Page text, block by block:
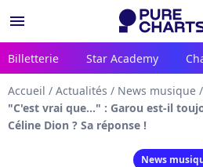
menu
Billetterie Star Academy
Accueil / Actualités / News musique /
"C'est vrai que..." : Garou est-il
Céline Dion ? Sa réponse !
News